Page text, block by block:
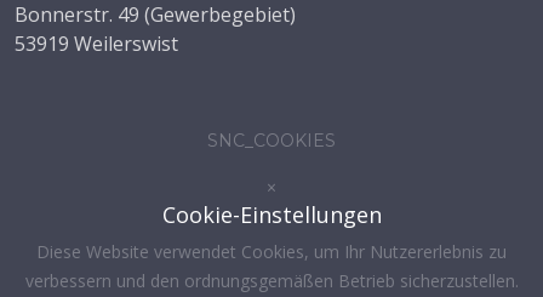
Bonnerstr. 49 (Gewerbegebiet)
53919 Weilerswist
SNC_COOKIES
×
Cookie-Einstellungen
Diese Website verwendet Cookies, um Ihr Nutzererlebnis zu
verbessern und den ordnungsgemäßen Betrieb sicherzustellen.